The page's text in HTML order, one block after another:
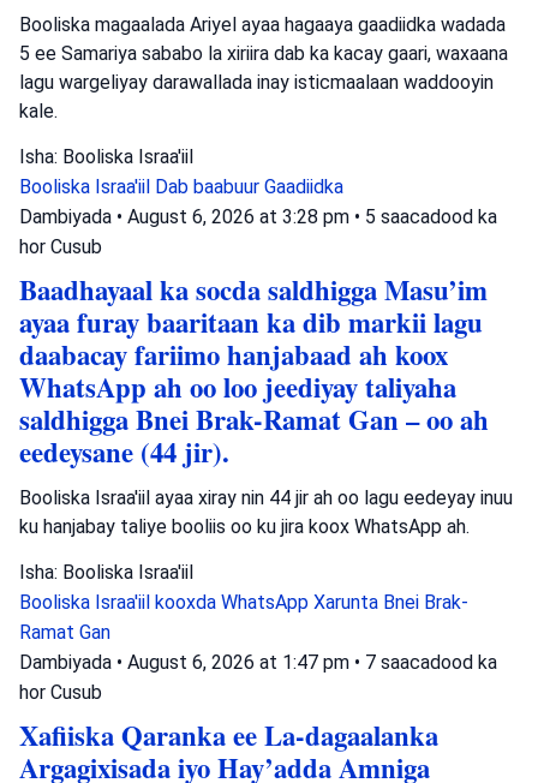
Booliska magaalada Ariyel ayaa hagaaya gaadiidka wadada
5 ee Samariya sababo la xiriira dab ka kacay gaari, waxaana
lagu wargeliyay darawallada inay isticmaalaan waddooyin
kale.
Isha: Booliska Israa'iil
Booliska Israa'iil Dab baabuur Gaadiidka
Dambiyada • August 6, 2026 at 3:28 pm • 5 saacadood ka
hor Cusub
Baadhayaal ka socda saldhigga Masu’im
ayaa furay baaritaan ka dib markii lagu
daabacay fariimo hanjabaad ah koox
WhatsApp ah oo loo jeediyay taliyaha
saldhigga Bnei Brak-Ramat Gan – oo ah
eedeysane (44 jir).
Booliska Israa'iil ayaa xiray nin 44 jir ah oo lagu eedeyay inuu
ku hanjabay taliye booliis oo ku jira koox WhatsApp ah.
Isha: Booliska Israa'iil
Booliska Israa'iil kooxda WhatsApp Xarunta Bnei Brak-
Ramat Gan
Dambiyada • August 6, 2026 at 1:47 pm • 7 saacadood ka
hor Cusub
Xafiiska Qaranka ee La-dagaalanka
Argagixisada iyo Hay’adda Amniga